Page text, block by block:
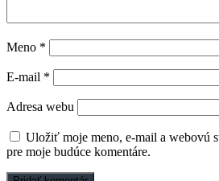
Meno *
E-mail *
Adresa webu
Uložiť moje meno, e-mail a webovú
pre moje budúce komentáre.